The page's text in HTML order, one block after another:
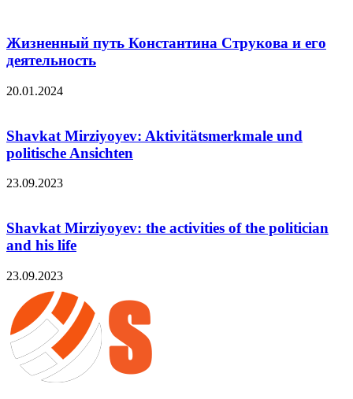
Жизненный путь Константина Струкова и его
деятельность
20.01.2024
Shavkat Mirziyoyev: Aktivitätsmerkmale und
politische Ansichten
23.09.2023
Shavkat Mirziyoyev: the activities of the politician
and his life
23.09.2023